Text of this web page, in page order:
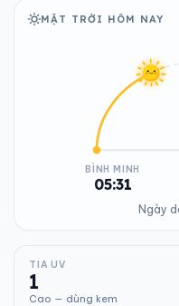
MẶT TRỜI HÔM NAY
BÌNH MINH
05:31
Ngày
TIA UV
1
Cao — dùng kem